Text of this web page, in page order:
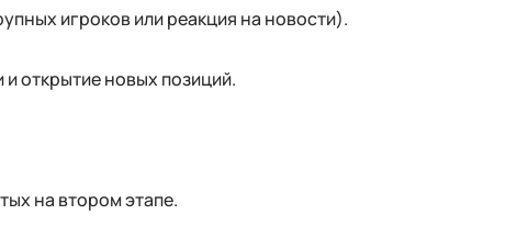
игроков или реакция на новости).
открытие новых позиций.
на втором этапе.